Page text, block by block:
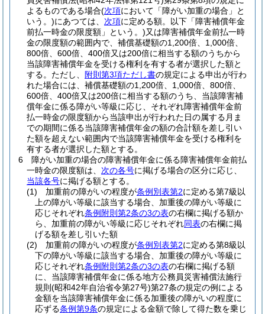
よるものである場合(次項において「障がい加重の場合」と
いう。)にあつては、 次項に定める額。以下「障害補償年金
前払一時金の限度額」という。)又は障害補償年金前払一時
金の限度額の範囲内で、補償基礎額の1,200倍、1,000倍、
800倍、600倍、400倍又は200倍に相当する額のうちから
当該障害補償年金を受ける権利を有する者が選択した額と
する。 ただし、 附則第3項ただし書の規定による申出が行わ
れた場合には、補償基礎額の1,200倍、1,000倍、800倍、
600倍、400倍又は200倍に相当する額のうち、当該障害補
償年金に係る障がい等級に応じ、それぞれ障害補償年金前
払一時金の限度額から当該申出が行われた日の属する月ま
での期間に係る当該障害補償年金の額の合計額を差し引い
た額を超えない範囲内で当該障害補償年金を受ける権利を
有する者が選択した額とする。
6
障がい加重の場合の障害補償年金に係る障害補償年金前払
一時金の限度額は、 次の各号に掲げる場合の区分に応じ、
当該各号に掲げる額とする。
(1)
加重前の障がいの程度が条例別表第2に定める第7級以
上の障がい等級に該当する場合、加重後の障がい等級に
応じそれぞれ条例附則第2条の3の表の右欄に掲げる額か
ら、加重前の障がい等級に応じそれぞれ同表の右欄に掲
げる額を差し引いた額
(2)
加重前の障がいの程度が条例別表第2に定める第8級以
下の障がい等級に該当する場合、加重後の障がい等級に
応じそれぞれ条例附則第2条の3の表の右欄に掲げる額
に、当該障害補償年金に係る地方公務員災害補償法施行
規則 (昭和42年自治省令第27号)第27条の規定の例による
金額を当該障害補償年金に係る加重後の障がいの程度に
応ずる条例第9条の規定による金額で除して得た数を乗じ